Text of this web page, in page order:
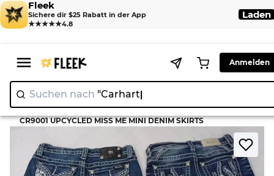
Fleek
Sichere dir $25 Rabatt in der App
★★★★★4.8
Laden
Anmelden
Suchen nach "Ca|
Home > Skirt >
CR9001 UPCYCLED MISS ME MINI DENIM SKIRTS